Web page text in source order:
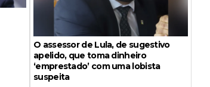
O assessor de Lula, de sugestivo
apelido, que toma dinheiro
‘emprestado’ com uma lobista
suspeita